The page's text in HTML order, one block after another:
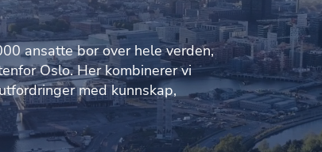
ansatte bor over hele verden,
Oslo. Her kombinerer vi
med kunnskap,